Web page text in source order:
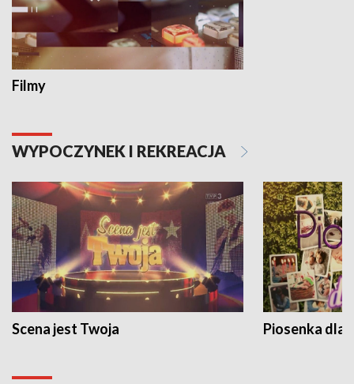
Filmy
WYPOCZYNEK I REKREACJA
Scena jest Twoja Piosenka dla